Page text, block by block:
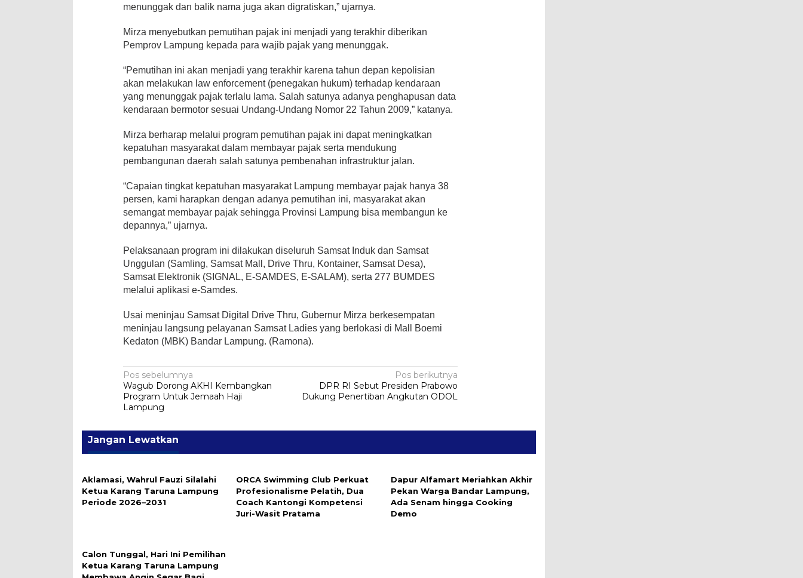
menunggak dan balik nama juga akan digratiskan,” ujarnya.
Mirza menyebutkan pemutihan pajak ini menjadi yang terakhir diberikan
Pemprov Lampung kepada para wajib pajak yang menunggak.
“Pemutihan ini akan menjadi yang terakhir karena tahun depan kepolisian
akan melakukan law enforcement (penegakan hukum) terhadap kendaraan
yang menunggak pajak terlalu lama. Salah satunya adanya penghapusan data
kendaraan bermotor sesuai Undang-Undang Nomor 22 Tahun 2009,” katanya.
Mirza berharap melalui program pemutihan pajak ini dapat meningkatkan
kepatuhan masyarakat dalam membayar pajak serta mendukung
pembangunan daerah salah satunya pembenahan infrastruktur jalan.
“Capaian tingkat kepatuhan masyarakat Lampung membayar pajak hanya 38
persen, kami harapkan dengan adanya pemutihan ini, masyarakat akan
semangat membayar pajak sehingga Provinsi Lampung bisa membangun ke
depannya,” ujarnya.
Pelaksanaan program ini dilakukan diseluruh Samsat Induk dan Samsat
Unggulan (Samling, Samsat Mall, Drive Thru, Kontainer, Samsat Desa),
Samsat Elektronik (SIGNAL, E-SAMDES, E-SALAM), serta 277 BUMDES
melalui aplikasi e-Samdes.
Usai meninjau Samsat Digital Drive Thru, Gubernur Mirza berkesempatan
meninjau langsung pelayanan Samsat Ladies yang berlokasi di Mall Boemi
Kedaton (MBK) Bandar Lampung. (Ramona).
Navigasi
pos
Pos sebelumnya
Wagub Dorong AKHI Kembangkan
Program Untuk Jemaah Haji
Lampung
Pos berikutnya
DPR RI Sebut Presiden Prabowo
Dukung Penertiban Angkutan ODOL
Jangan Lewatkan
Aklamasi, Wahrul Fauzi Silalahi
Ketua Karang Taruna Lampung
Periode 2026–2031
ORCA Swimming Club Perkuat
Profesionalisme Pelatih, Dua
Coach Kantongi Kompetensi
Juri-Wasit Pratama
Dapur Alfamart Meriahkan Akhir
Pekan Warga Bandar Lampung,
Ada Senam hingga Cooking
Demo
Calon Tunggal, Hari Ini Pemilihan
Ketua Karang Taruna Lampung